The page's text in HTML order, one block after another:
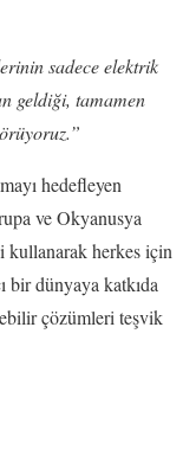
sadece elektrik
geldiği, tamamen
hedefleyen
ve Okyanusya
herkes için
bir dünyaya katkıda
çözümleri teşvik